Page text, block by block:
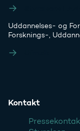
Uddannelses- og
Forsknings-,
Kontakt